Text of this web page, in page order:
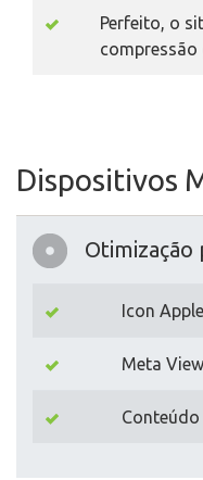
Perfeito, o
compressão
Dispositivos
Otimização
Icon Apple
Meta
Conteúdo